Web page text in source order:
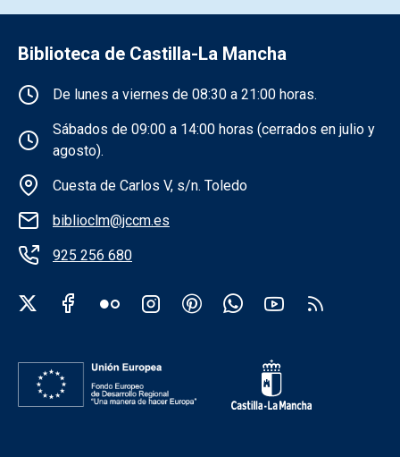
Biblioteca de Castilla-La Mancha
Información de la institución
De lunes a viernes de 08:30 a 21:00 horas.
Sábados de 09:00 a 14:00 horas (cerrados en julio y
agosto).
Cuesta de Carlos V, s/n. Toledo
biblioclm@jccm.es
925 256 680
Redes sociales institución